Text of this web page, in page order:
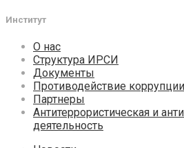
Институт
О нас
Структура ИРСИ
Документы
Противодействие коррупции
Партнеры
Антитеррористическая и
деятельность